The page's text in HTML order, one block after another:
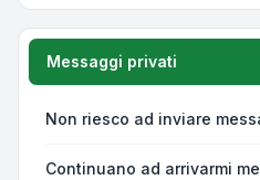
Messaggi privati
Non riesco ad inviare
Continuano ad arrivarmi